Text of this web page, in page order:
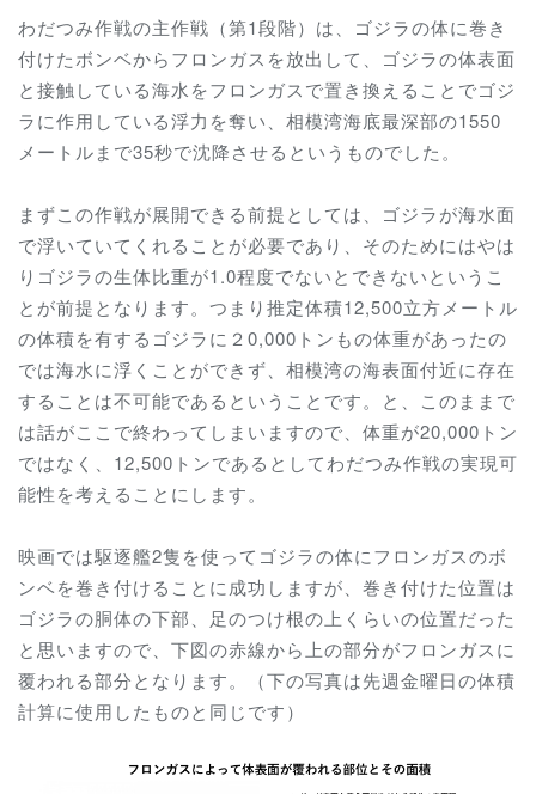
わだつみ作戦の主作戦（第1段階）は、ゴジラの体に巻き
付けたボンベからフロンガスを放出して、ゴジラの体表面
と接触している海水をフロンガスで置き換えることでゴジ
ラに作用している浮力を奪い、相模湾海底最深部の1550
メートルまで35秒で沈降させるというものでした。
まずこの作戦が展開できる前提としては、ゴジラが海水面
で浮いていてくれることが必要であり、そのためにはやは
りゴジラの生体比重が1.0程度でないとできないというこ
とが前提となります。つまり推定体積12,500立方メートル
の体積を有するゴジラに２0,000トンもの体重があったの
では海水に浮くことができず、相模湾の海表面付近に存在
することは不可能であるということです。と、このままで
は話がここで終わってしまいますので、体重が20,000トン
ではなく、12,500トンであるとしてわだつみ作戦の実現可
能性を考えることにします。
映画では駆逐艦2隻を使ってゴジラの体にフロンガスのボ
ンベを巻き付けることに成功しますが、巻き付けた位置は
ゴジラの胴体の下部、足のつけ根の上くらいの位置だった
と思いますので、下図の赤線から上の部分がフロンガスに
覆われる部分となります。（下の写真は先週金曜日の体積
計算に使用したものと同じです）